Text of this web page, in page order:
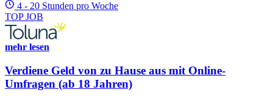
4 - 20 Stunden pro Woche
TOP JOB
mehr lesen
Verdiene Geld von zu Hause aus mit Online-
Umfragen (ab 18 Jahren)